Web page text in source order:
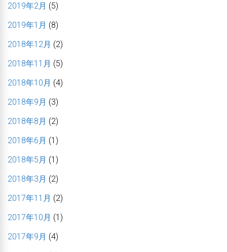
2019年2月 (5)
2019年1月 (8)
2018年12月 (2)
2018年11月 (5)
2018年10月 (4)
2018年9月 (3)
2018年8月 (2)
2018年6月 (1)
2018年5月 (1)
2018年3月 (2)
2017年11月 (2)
2017年10月 (1)
2017年9月 (4)